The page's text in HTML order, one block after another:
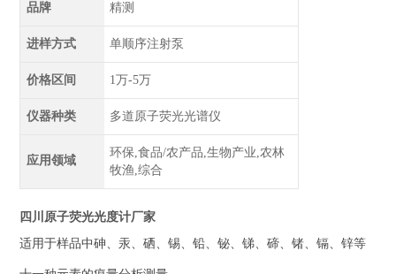
品牌 精测
进样方式 单顺序注射泵
价格区间 1万-5万
仪器种类 多道原子荧光光谱仪
应用领域
环保,食品/农产品,生物产业,农林
牧渔,综合
四川原子荧光光度计厂家
适用于样品中砷、汞、硒、锡、铅、铋、锑、碲、锗、镉、锌等